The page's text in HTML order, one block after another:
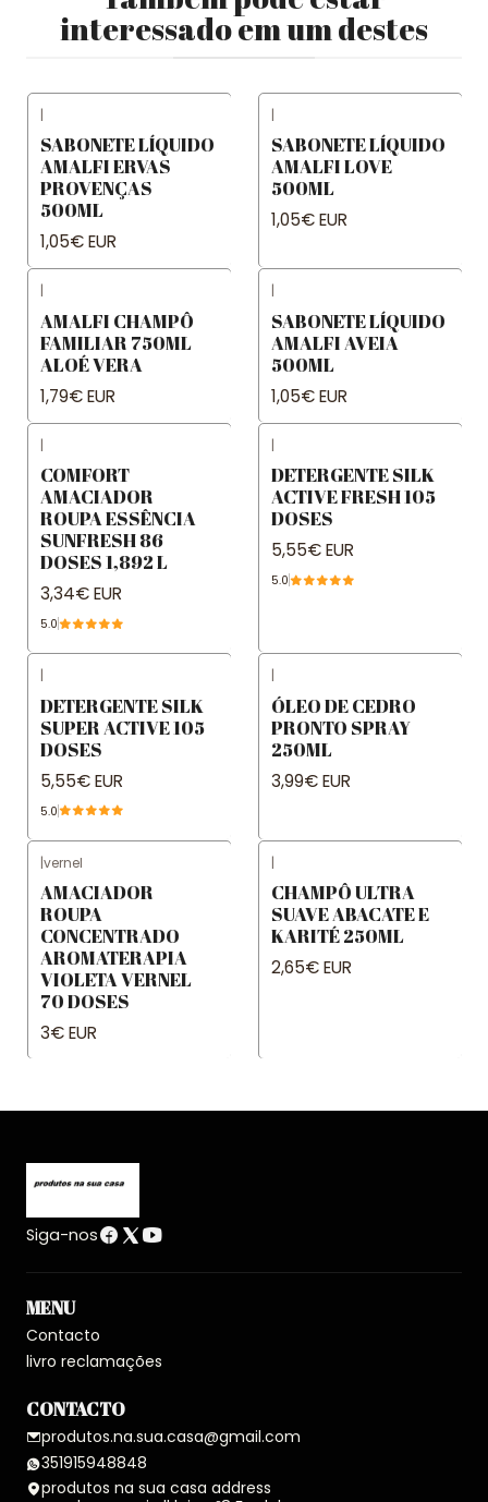
interessado em um destes
|
SABONETE LÍQUIDO
AMALFI ERVAS
PROVENÇAS
500ML
1,05€ EUR
|
SABONETE LÍQUIDO
AMALFI LOVE
500ML
1,05€ EUR
|
AMALFI CHAMPÔ
FAMILIAR 750ML
ALOÉ VERA
1,79€ EUR
|
SABONETE LÍQUIDO
AMALFI AVEIA
500ML
1,05€ EUR
|
COMFORT
AMACIADOR
ROUPA ESSÊNCIA
SUNFRESH 86
DOSES 1,892 L
3,34€ EUR
5.0
|
DETERGENTE SILK
ACTIVE FRESH 105
DOSES
5,55€ EUR
5.0
|
DETERGENTE SILK
SUPER ACTIVE 105
DOSES
5,55€ EUR
5.0
|
ÓLEO DE CEDRO
PRONTO SPRAY
250ML
3,99€ EUR
|vernel
AMACIADOR
ROUPA
CONCENTRADO
AROMATERAPIA
VIOLETA VERNEL
70 DOSES
3€ EUR
|
CHAMPÔ ULTRA
SUAVE ABACATE E
KARITÉ 250ML
2,65€ EUR
Siga-nos
MENU
Contacto
livro reclamações
CONTACTO
produtos.na.sua.casa@gmail.com
351915948848
produtos na sua casa address